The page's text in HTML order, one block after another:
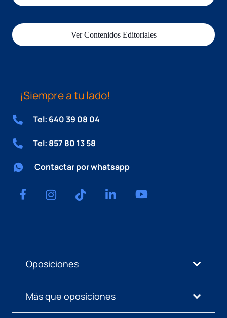
Ver Contenidos Editoriales
¡Siempre a tu lado!
Tel: 640 39 08 04
Tel: 857 80 13 58
Contactar por whatsapp
Oposiciones
Más que oposiciones